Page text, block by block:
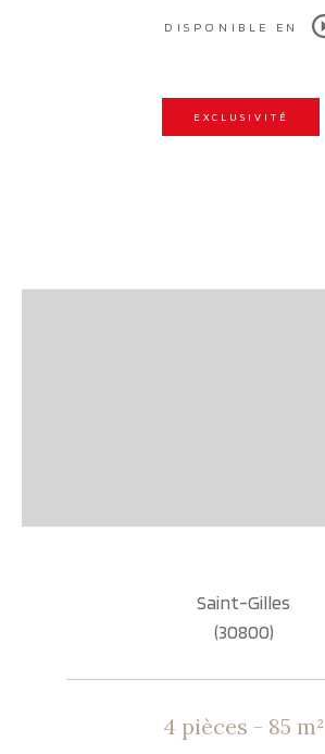
DISPONIBLE EN
EXCLUSIVITÉ
Saint-Gilles
(30800)
4 pièces - 85 m²